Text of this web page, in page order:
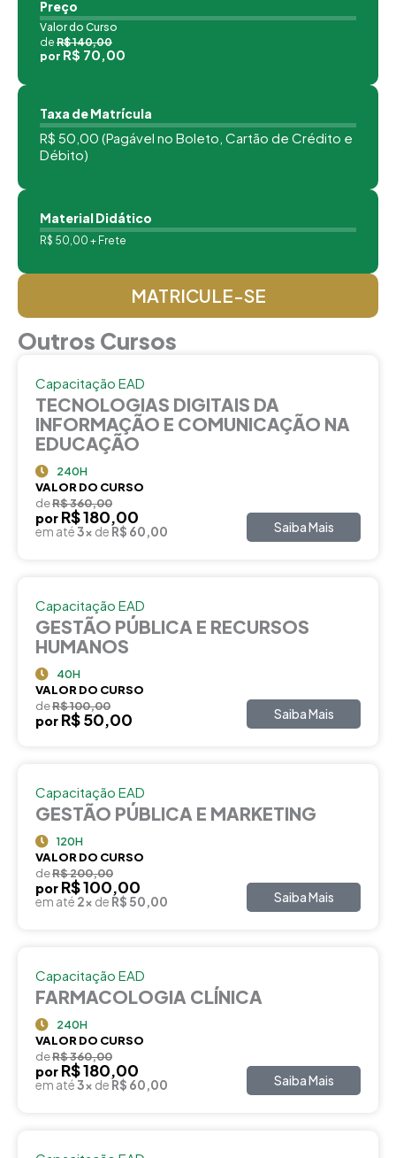
Preço
Valor do Curso
de R$ 140,00
por R$ 70,00
Taxa de Matrícula
R$ 50,00 (Pagável no Boleto, Cartão de Crédito e
Débito)
Material Didático
R$ 50,00 + Frete
MATRICULE-SE
Outros Cursos
Capacitação EAD
TECNOLOGIAS DIGITAIS DA
INFORMAÇÃO E COMUNICAÇÃO NA
EDUCAÇÃO
240H
VALOR DO CURSO
deR$ 360,00
por R$ 180,00
em até3x de R$ 60,00 Saiba Mais
Capacitação EAD
GESTÃO PÚBLICA E RECURSOS
HUMANOS
40H
VALOR DO CURSO
deR$ 100,00
por R$ 50,00 Saiba Mais
Capacitação EAD
GESTÃO PÚBLICA E MARKETING
120H
VALOR DO CURSO
deR$ 200,00
por R$ 100,00
em até 2x de R$ 50,00 Saiba Mais
Capacitação EAD
FARMACOLOGIA CLÍNICA
240H
VALOR DO CURSO
deR$ 360,00
por R$ 180,00
em até3x de R$ 60,00 Saiba Mais